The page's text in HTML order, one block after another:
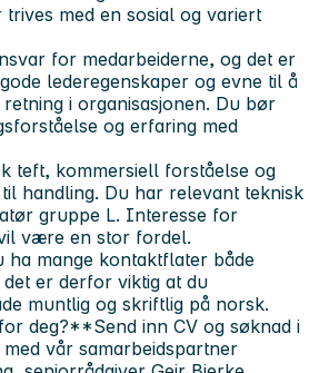
med en sosial og variert
for medarbeiderne, og det er
lederegenskaper og evne til å
i organisasjonen. Du bør
og erfaring med
teft, kommersiell forståelse og
handling. Du har relevant teknisk
gruppe L. Interesse for
være en stor fordel.
ha mange kontaktflater både
er derfor viktig at du
muntlig og skriftlig på norsk.
deg?**Send inn CV og søknad i
vår samarbeidspartner